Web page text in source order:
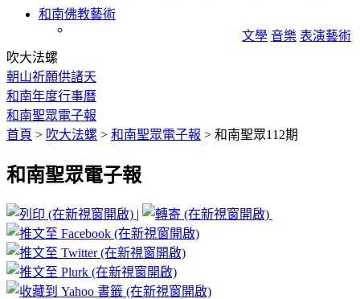
和南佛教藝術
文學 音樂 表演藝術
吹大法螺
朝山祈願供諸天
和南年度行事曆
和南聖眾電子報
首頁 > 吹大法螺 > 和南聖眾電子報 > 和南聖眾112期
和南聖眾電子報
|